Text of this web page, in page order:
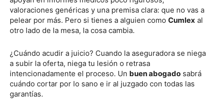
valoraciones genéricas y una premisa clara: que no vas a
pelear por más. Pero si tienes a alguien como Cumlex al
otro lado de la mesa, la cosa cambia.
¿Cuándo acudir a juicio? Cuando la aseguradora se niega
a subir la oferta, niega tu lesión o retrasa
intencionadamente el proceso. Un buen abogado sabrá
cuándo cortar por lo sano e ir al juzgado con todas las
garantías.